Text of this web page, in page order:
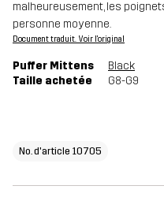
malheureusement, les
personne moyenne.
Document traduit. Voir l'original
Puffer Mittens
Black
Taille achetée
G8-G9
No. d'article 10705